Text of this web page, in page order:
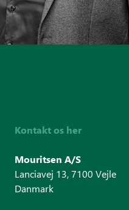
Kontakt os her
Mouritsen A/S
Lanciavej 13, 7100 Vejle
Danmark